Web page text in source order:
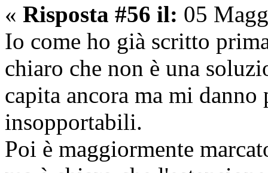
« Risposta #56 il: 05
Io come ho già scritto
chiaro che non è una
capita ancora ma mi
insopportabili.
Poi è maggiormente